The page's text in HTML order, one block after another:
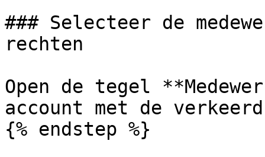
### Selecteer de
rechten
Open de tegel
account met de
{% endstep %}